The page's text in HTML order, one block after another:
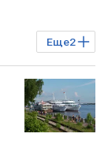
Еще2